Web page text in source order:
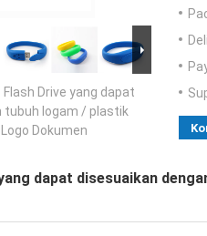
Flash Drive yang dapat
tubuh logam / plastik
Dokumen
dapat disesuaikan